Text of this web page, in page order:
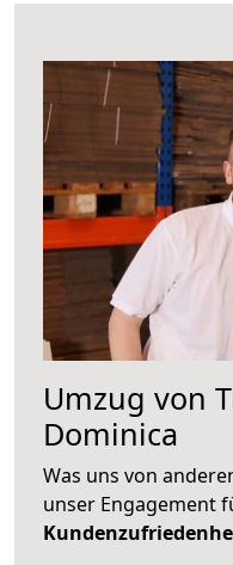
Umzug von
Dominica
Was uns von
unser Engagement